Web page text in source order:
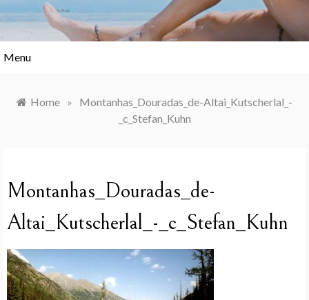
Menu
Home »
Montanhas_Douradas_de-Altai_Kutscherlal_-
_c_Stefan_Kuhn
Montanhas_Douradas_de-
Altai_Kutscherlal_-_c_Stefan_Kuhn